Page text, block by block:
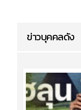
ข่าวบุคคลดัง